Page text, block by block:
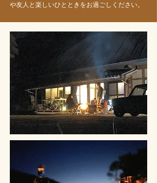
や友人と楽しいひとときをお過ごしください。